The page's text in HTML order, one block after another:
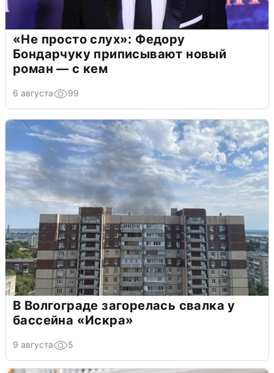
«Не просто слух»: Федору
Бондарчуку приписывают новый
роман — с кем
6 августа 99
В Волгограде загорелась свалка у
бассейна «Искра»
9 августа 5